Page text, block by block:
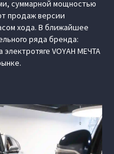
суммарной мощностью
продаж версии
хода. В ближайшее
ряда бренда:
VOYAH МЕЧТА